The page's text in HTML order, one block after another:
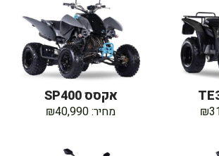
אקסס SP400
מחיר: ₪40,990